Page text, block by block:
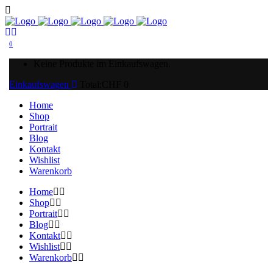
0
Einkaufswagen
Home
Shop
Portrait
Blog
Kontakt
Wishlist
Warenkorb
Home
Shop
Portrait
Blog
Kontakt
Wishlist
Warenkorb